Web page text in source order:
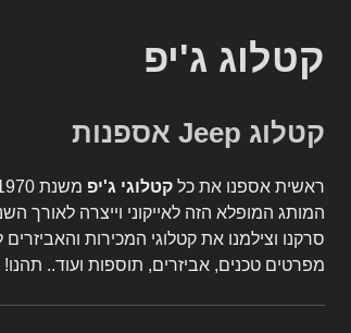
קטלוג ג'יפ
קטלוג Jeep אספנות
ראשית אספנו את כל קטלוגי ג'יפ
המותג המופלא הזה לאייקוני וייצרה לאורך
סרקנו וצילמנו את קטלוגי המכירות והאביזרים
מפרטים טכנים, אביזרים, תוספות ועוד.. תהנו!